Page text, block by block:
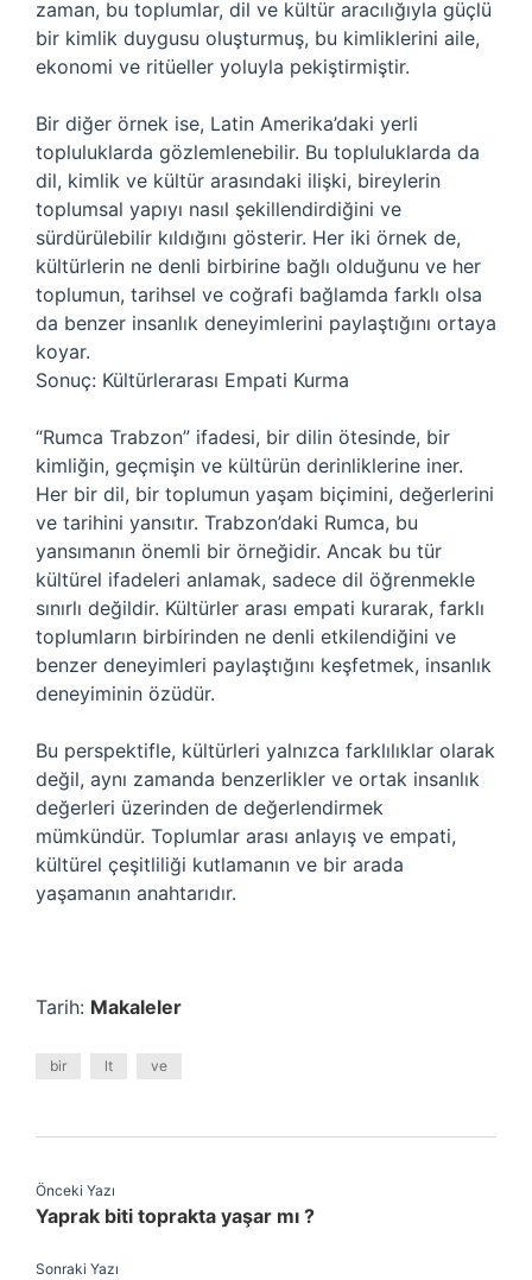
zaman, bu toplumlar, dil ve kültür aracılığıyla güçlü
bir kimlik duygusu oluşturmuş, bu kimliklerini aile,
ekonomi ve ritüeller yoluyla pekiştirmiştir.
Bir diğer örnek ise, Latin Amerika’daki yerli
topluluklarda gözlemlenebilir. Bu topluluklarda da
dil, kimlik ve kültür arasındaki ilişki, bireylerin
toplumsal yapıyı nasıl şekillendirdiğini ve
sürdürülebilir kıldığını gösterir. Her iki örnek de,
kültürlerin ne denli birbirine bağlı olduğunu ve her
toplumun, tarihsel ve coğrafi bağlamda farklı olsa
da benzer insanlık deneyimlerini paylaştığını ortaya
koyar.
Sonuç: Kültürlerarası Empati Kurma
“Rumca Trabzon” ifadesi, bir dilin ötesinde, bir
kimliğin, geçmişin ve kültürün derinliklerine iner.
Her bir dil, bir toplumun yaşam biçimini, değerlerini
ve tarihini yansıtır. Trabzon’daki Rumca, bu
yansımanın önemli bir örneğidir. Ancak bu tür
kültürel ifadeleri anlamak, sadece dil öğrenmekle
sınırlı değildir. Kültürler arası empati kurarak, farklı
toplumların birbirinden ne denli etkilendiğini ve
benzer deneyimleri paylaştığını keşfetmek, insanlık
deneyiminin özüdür.
Bu perspektifle, kültürleri yalnızca farklılıklar olarak
değil, aynı zamanda benzerlikler ve ortak insanlık
değerleri üzerinden de değerlendirmek
mümkündür. Toplumlar arası anlayış ve empati,
kültürel çeşitliliği kutlamanın ve bir arada
yaşamanın anahtarıdır.
Tarih: Makaleler
bir lt ve
Önceki Yazı
Yaprak biti toprakta yaşar mı ?
Sonraki Yazı